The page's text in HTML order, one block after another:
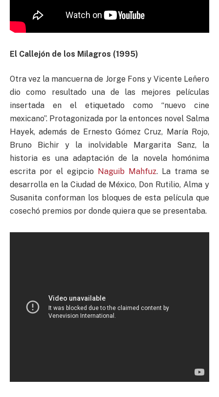
El Callejón de los Milagros (1995)
Otra vez la mancuerna de Jorge Fons y Vicente Leñero
dio como resultado una de las mejores películas
insertada en el etiquetado como “nuevo cine
mexicano”. Protagonizada por la entonces novel Salma
Hayek, además de Ernesto Gómez Cruz, María Rojo,
Bruno Bichir y la inolvidable Margarita Sanz, la
historia es una adaptación de la novela homónima
escrita por el egipcio Naguib Mahfuz. La trama se
desarrolla en la Ciudad de México, Don Rutilio, Alma y
Susanita conforman los bloques de esta película que
cosechó premios por donde quiera que se presentaba.